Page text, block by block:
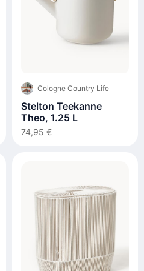
Cologne Country Life
Stelton Teekanne
Theo, 1.25 L
74,95 €